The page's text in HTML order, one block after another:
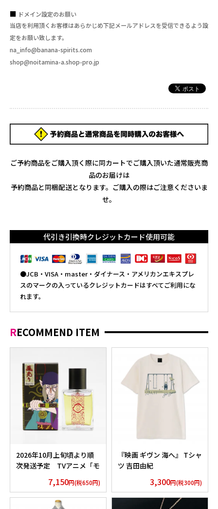
ドメイン設定のお願い
当店を利用頂くお客様はあらかじめ下記メールアドレスを受信できるよう設
定をお願い致します。
na_info@banana-spirits.com
shop@noitamina-a.shop-pro.jp
ご予約商品をご購入頂く際に同カートでご購入頂いた通常販売商
品のお届けは
予約商品と同梱配送となります。ご購入の際はご注意くださいま
せ。
代引き引換時クレジットカード使用可能
●JCB・VISA・master・ダイナース・アメリカンエキスプレ
スのマークの入っているクレジットカードはすべてご利用にな
れます。
RECOMMEND ITEM
2026年10月上旬頃より順
次発送予定 TVアニメ「モ
7,150円(税650円)
『映画 ギヴン 海へ』 Tシャ
ツ 吉田由紀
3,300円(税300円)